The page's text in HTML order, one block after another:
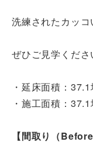
洗練されたカッコ
ぜひご見学くださ
・延床面積：37.1
・施工面積：37.1
【間取り（Before